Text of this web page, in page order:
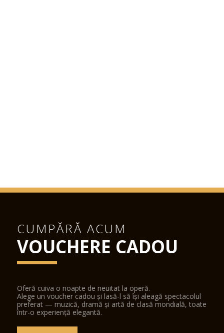
CUMPĂRĂ ACUM
VOUCHERE CADOU
Oferă cuiva o noapte de neuitat la operă.
Alege un voucher cadou și lasă-l să își aleagă spectacolul
preferat — muzică, dramă și artă de clasă mondială, toate
într-o experiență elegantă.